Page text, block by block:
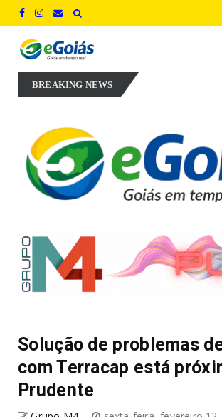
BREAKING NEWS
aposta em experiência, inovação e
Solução de problemas
com Terracap está
Prudente